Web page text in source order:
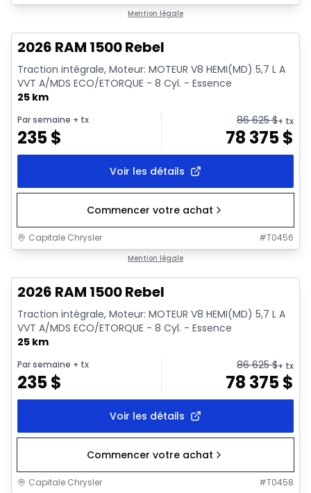
Mention légale
2026 RAM 1500 Rebel
Traction intégrale, Moteur: MOTEUR V8 HEMI(MD) 5,7 L A
VVT A/MDS ECO/ETORQUE - 8 Cyl. - Essence
25 km
Par semaine + tx
235$
86 625$+ tx
78 375$
Voir les détails
Commencer votre achat
Capitale Chrysler #T0456
Mention légale
2026 RAM 1500 Rebel
Traction intégrale, Moteur: MOTEUR V8 HEMI(MD) 5,7 L A
VVT A/MDS ECO/ETORQUE - 8 Cyl. - Essence
25 km
Par semaine + tx
235$
86 625$+ tx
78 375$
Voir les détails
Commencer votre achat
Capitale Chrysler #T0458